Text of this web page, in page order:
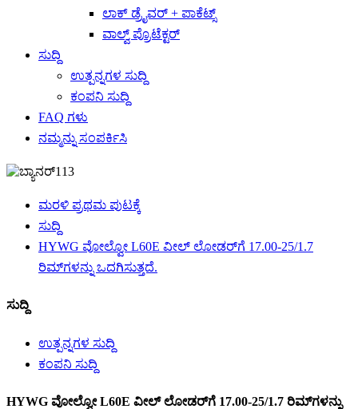
ಲಾಕ್ ಡ್ರೈವರ್ + ಪಾಕೆಟ್ಸ್
ವಾಲ್ವ್ ಪ್ರೊಟೆಕ್ಟರ್
ಸುದ್ದಿ
ಉತ್ಪನ್ನಗಳ ಸುದ್ದಿ
ಕಂಪನಿ ಸುದ್ದಿ
FAQ ಗಳು
ನಮ್ಮನ್ನು ಸಂಪರ್ಕಿಸಿ
ಮರಳಿ ಪ್ರಥಮ ಪುಟಕ್ಕೆ
ಸುದ್ದಿ
HYWG ವೋಲ್ವೋ L60E ವೀಲ್ ಲೋಡರ್‌ಗೆ 17.00-25/1.7
ರಿಮ್‌ಗಳನ್ನು ಒದಗಿಸುತ್ತದೆ.
ಸುದ್ದಿ
ಉತ್ಪನ್ನಗಳ ಸುದ್ದಿ
ಕಂಪನಿ ಸುದ್ದಿ
HYWG ವೋಲ್ವೋ L60E ವೀಲ್ ಲೋಡರ್‌ಗೆ 17.00-25/1.7 ರಿಮ್‌ಗಳನ್ನು